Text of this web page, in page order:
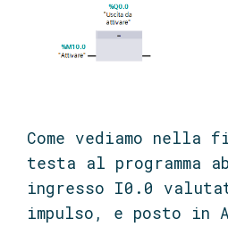
Come vediamo nella
testa al programma
ingresso I0.0
impulso, e posto in